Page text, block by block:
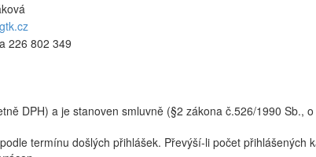
226 802 349
DPH) a je stanoven smluvně (§2 zákona č.526/1990 Sb.,
termínu došlých přihlášek. Převýší-li počet